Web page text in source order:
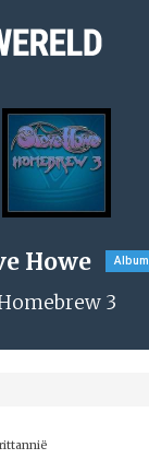
Howe Album
3